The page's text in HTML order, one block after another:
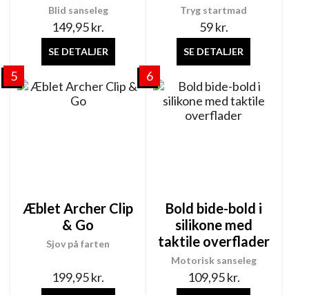
Blid sanseleg
149,95kr.
SE DETALJER
Tryg startmad
59kr.
SE DETALJER
5
Sjov på farten
Æblet Archer Clip
& Go
199,95kr.
6
Motorisk sanseleg
Bold bide-bold i
silikone med
taktile overflader
109,95kr.